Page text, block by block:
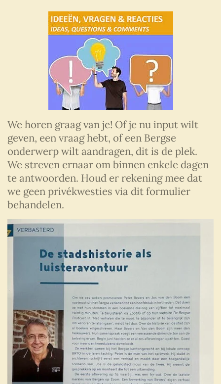
We horen graag van je! Of je nu input wilt
geven, een vraag hebt, of een Bergse
onderwerp wilt aandragen, dit is de plek.
We streven ernaar om binnen enkele dagen
te antwoorden. Houd er rekening mee dat
we geen privékwesties via dit formulier
behandelen.